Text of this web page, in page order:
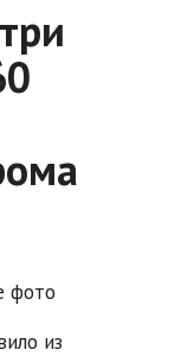
фото
из